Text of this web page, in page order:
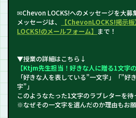
✉Chevon LOCKS!へのメッセージを大募
メッセージは、
【ChevonLOCKS!掲示板
LOCKS!のメールフォーム】 まで！
▼授業の詳細はこちら↓
【Ktjm先生担当！好きな人に贈る1文字の
「好きな人を表している”一文字」「”好
字”」
このようなたった1文字のラブレターを待
※なぜその一文字を選んだのか理由もお